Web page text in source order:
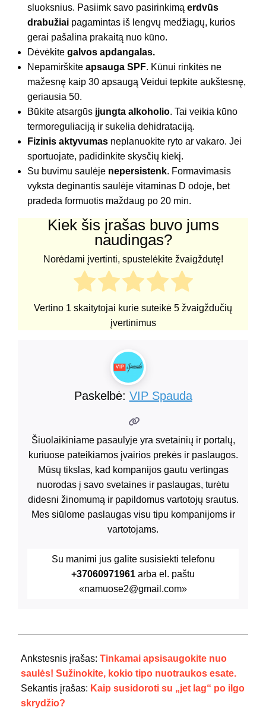
sluoksnius. Pasiimk savo pasirinkimą erdvūs
drabužiai pagamintas iš lengvų medžiagų, kurios
gerai pašalina prakaitą nuo kūno.
Dėvėkite galvos apdangalas.
Nepamirškite apsauga SPF. Kūnui rinkitės ne
mažesnę kaip 30 apsaugą Veidui tepkite aukštesnę,
geriausia 50.
Būkite atsargūs įjungta alkoholio. Tai veikia kūno
termoreguliaciją ir sukelia dehidrataciją.
Fizinis aktyvumas neplanuokite ryto ar vakaro. Jei
sportuojate, padidinkite skysčių kiekį.
Su buvimu saulėje nepersistenk. Formavimasis
vyksta deginantis saulėje vitaminas D odoje, bet
pradeda formuotis maždaug po 20 min.
Kiek šis įrašas buvo jums
naudingas?
Norėdami įvertinti, spustelėkite žvaigždutę!
Vertino 1 skaitytojai kurie suteikė 5 žvaigždučių
įvertinimus
Paskelbė: VIP Spauda
Šiuolaikiniame pasaulyje yra svetainių ir portalų,
kuriuose pateikiamos įvairios prekės ir paslaugos.
Mūsų tikslas, kad kompanijos gautu vertingas
nuorodas į savo svetaines ir paslaugas, turėtu
didesni žinomumą ir papildomus vartotojų srautus.
Mes siūlome paslaugas visu tipu kompanijoms ir
vartotojams.
Su manimi jus galite susisiekti telefonu
+37060971961 arba el. paštu
«namuose2@gmail.com»
10-
25
Ankstesnis įrašas: Tinkamai apsisaugokite nuo
saulės! Sužinokite, kokio tipo nuotraukos esate.
Sekantis įrašas: Kaip susidoroti su „jet lag“ po ilgo
skrydžio?